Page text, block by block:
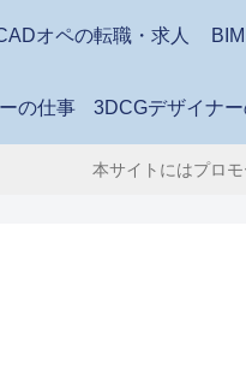
オペの転職・求人
の仕事 3DCGデザイナ
本サイトにはプロ